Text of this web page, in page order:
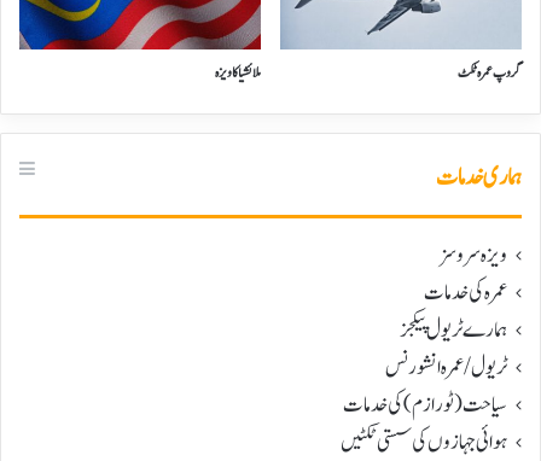
گروپ عمرہ ٹکٹ ملائشیا کا ویزہ
ہماری خدمات
ویزہ سروسز
عمرہ کی خدمات
ہمارے ٹریول پیکجز
ٹریول/عمرہ انشورنس
سیاحت(ٹورازم) کی خدمات
ہوائی جہازوں کی سستی ٹکٹیں